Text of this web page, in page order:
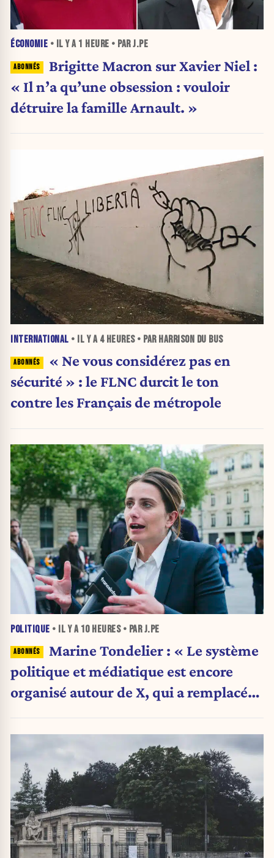
ÉCONOMIE • IL Y A 1 HEURE • PAR J.PE
Brigitte Macron sur Xavier Niel :
« Il n’a qu’une obsession : vouloir
détruire la famille Arnault. »
INTERNATIONAL • IL Y A 4 HEURES• PAR HARRISON DU BUS
« Ne vous considérez pas en
sécurité » : le FLNC durcit le ton
contre les Français de métropole
POLITIQUE • IL Y A 10 HEURES• PAR J.PE
Marine Tondelier : « Le système
politique et médiatique est encore
organisé autour de X, qui a remplacé